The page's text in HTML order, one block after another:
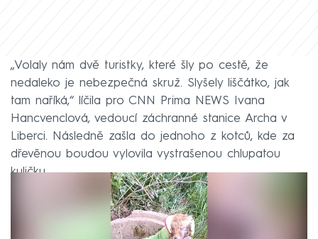
„Volaly nám dvě turistky, které šly po cestě, že
nedaleko je nebezpečná skruž. Slyšely liščátko, jak
tam naříká,“ líčila pro CNN Prima NEWS Ivana
Hancvenclová, vedoucí záchranné stanice Archa v
Liberci. Následně zašla do jednoho z kotců, kde za
dřevěnou boudou vylovila vystrašenou chlupatou
kuličku.